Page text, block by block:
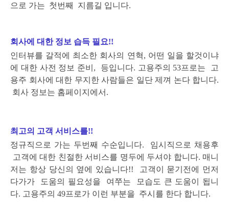
으로 가는 첫번째 지름길 입니다.
회사에 대한 정보 습득 필요!!
인터뷰를 갈적에 최소한 회사의 연혁, 어떤 일을 할것이냐
에 대한 사전 정보 준비, 등입니다. 고용주의 53프로는 고
용주 회사에 대한 무지한 사람들은 일단 제껴 논다 합니다.
회사 정보는 홈페이지에서.
최고의 고객 서비스를!!
정규직으로 가는 두번째 수순입니다. 임시직으로 채용후
고객에 대한 친절한 서비스를 명두에 두셔야 합니다. 매니
저는 항상 당신의 옆에 있습니다!! 고객이 묻기전에 먼저
다가가 도움의 필요성을 여쭈는 모습도 큰 도움이 됩니
다. 고용주의 49프로가 이런 부분을 주시를 한다 합니다.